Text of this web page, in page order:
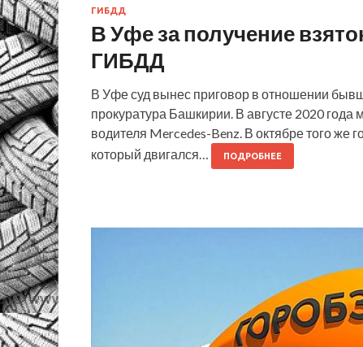
ГИБДД
В Уфе за получение
ГИБДД
В Уфе суд вынес приговор в отношении
прокуратура Башкирии. В августе 2020
водителя Mercedes-Benz. В октябре того же
который двигался…
ПОДРОБНЕЕ